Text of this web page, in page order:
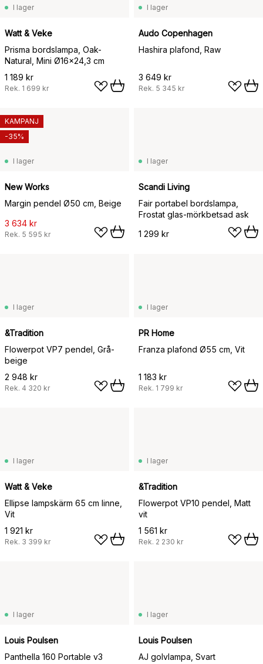
I lager
Watt & Veke
Prisma bordslampa, Oak-
Natural, Mini Ø16x24,3 cm
1 189 kr
Rek. 1 699 kr
I lager
Audo Copenhagen
Hashira plafond, Raw
3 649 kr
Rek. 5 345 kr
I lager
New Works
Margin pendel Ø50 cm, Beige
3 634 kr
Rek. 5 595 kr
KAMPANJ
-35%
I lager
Scandi Living
Fair portabel bordslampa,
Frostat glas-mörkbetsad ask
1 299 kr
I lager
&Tradition
Flowerpot VP7 pendel, Grå-
beige
2 948 kr
Rek. 4 320 kr
I lager
PR Home
Franza plafond Ø55 cm, Vit
1 183 kr
Rek. 1 799 kr
I lager
Watt & Veke
Ellipse lampskärm 65 cm linne,
Vit
1 921 kr
Rek. 3 399 kr
I lager
&Tradition
Flowerpot VP10 pendel, Matt
vit
1 561 kr
Rek. 2 230 kr
I lager
Louis Poulsen
Panthella 160 Portable v3
I lager
Louis Poulsen
AJ golvlampa, Svart